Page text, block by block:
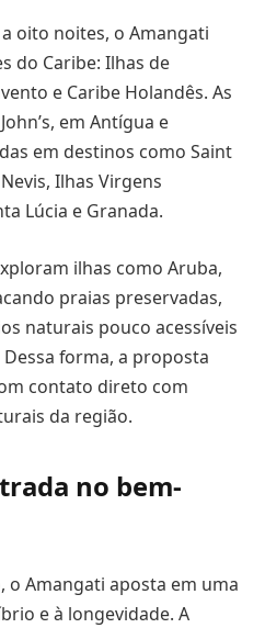
oito noites, o Amangati
do Caribe: Ilhas de
e Caribe Holandês. As
em Antígua e
em destinos como Saint
Ilhas Virgens
Lúcia e Granada.
ilhas como Aruba,
praias preservadas,
naturais pouco acessíveis
forma, a proposta
contato direto com
da região.
no bem-
o Amangati aposta em uma
e à longevidade. A